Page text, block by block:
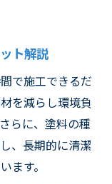
ト解説
で施工できるだ
を減らし環境負
らに、塗料の種
、長期的に清潔
ます。